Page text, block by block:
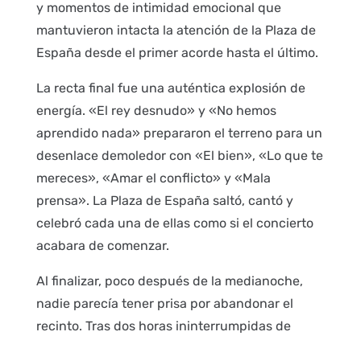
y momentos de intimidad emocional que
mantuvieron intacta la atención de la Plaza de
España desde el primer acorde hasta el último.
La recta final fue una auténtica explosión de
energía. «El rey desnudo» y «No hemos
aprendido nada» prepararon el terreno para un
desenlace demoledor con «El bien», «Lo que te
mereces», «Amar el conflicto» y «Mala
prensa». La Plaza de España saltó, cantó y
celebró cada una de ellas como si el concierto
acabara de comenzar.
Al finalizar, poco después de la medianoche,
nadie parecía tener prisa por abandonar el
recinto. Tras dos horas ininterrumpidas de